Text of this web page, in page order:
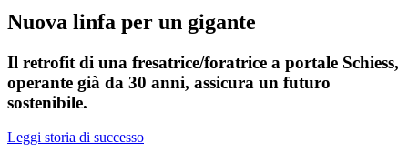
Nuova linfa per un gigante
Il retrofit di una fresatrice/foratrice a portale Schiess,
operante già da 30 anni, assicura un futuro
sostenibile.
Leggi storia di successo